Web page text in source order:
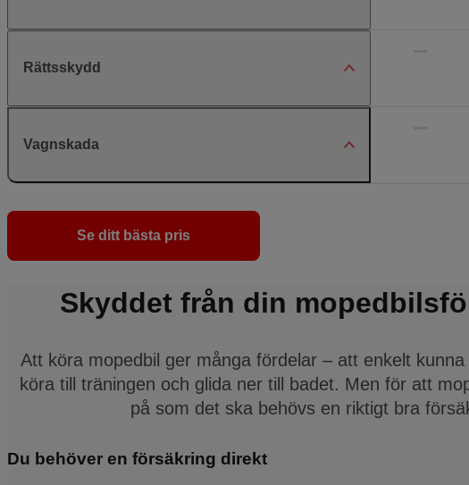
Rättsskydd
Vagnskada
Se ditt bästa pris
Skyddet från din
Att köra mopedbil ger många fördelar – att enkelt
köra till träningen och glida ner till badet. Men för att
på som det ska behövs en riktigt bra
Du behöver en försäkring direkt